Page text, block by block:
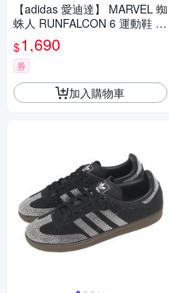
【adidas 愛迪達】 MARVEL 蜘
蛛人 RUNFALCON 6 運動鞋 童
鞋 KI9172
$1,690
券
加入購物車